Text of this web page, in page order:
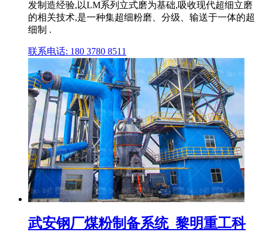
发制造经验,以LM系列立式磨为基础,吸收现代超细立磨
的相关技术,是一种集超细粉磨、分级、输送于一体的超
细制 .
联系电话: 180 3780 8511
武安钢厂煤粉制备系统_黎明重工科